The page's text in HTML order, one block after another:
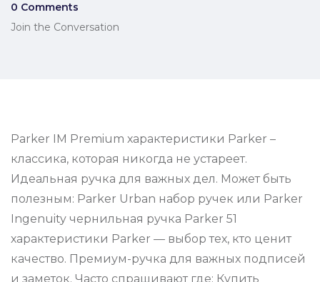
0 Comments
Join the Conversation
Parker IM Premium характеристики Parker –
классика, которая никогда не устареет.
Идеальная ручка для важных дел. Может быть
полезным: Parker Urban набор ручек или Parker
Ingenuity чернильная ручка Parker 51
характеристики Parker — выбор тех, кто ценит
качество. Премиум-ручка для важных подписей
и заметок. Часто спрашивают где: Купить